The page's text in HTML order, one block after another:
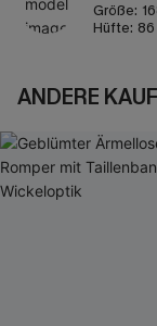
Größe:
Hüfte:
ANDERE